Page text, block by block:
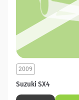
Suzuki SX4
2009